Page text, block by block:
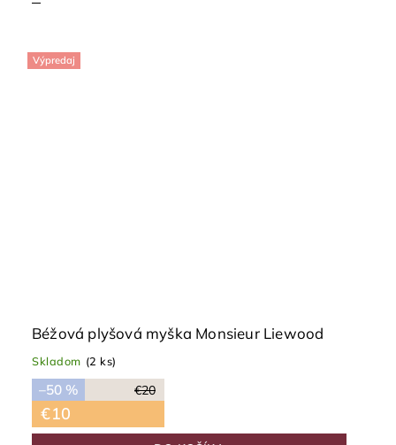
Výpredaj
Béžová plyšová myška Monsieur Liewood
Skladom (2 ks)
€20
–50 %
€10